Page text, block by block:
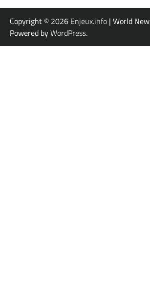
Copyright © 2026 Enjeux.info | World
Powered byWordPress.